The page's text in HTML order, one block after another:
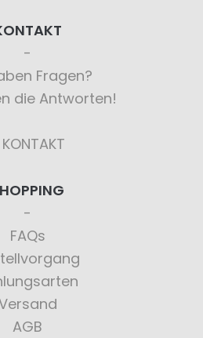
Fragen?
die Antworten!
FAQs
AGB